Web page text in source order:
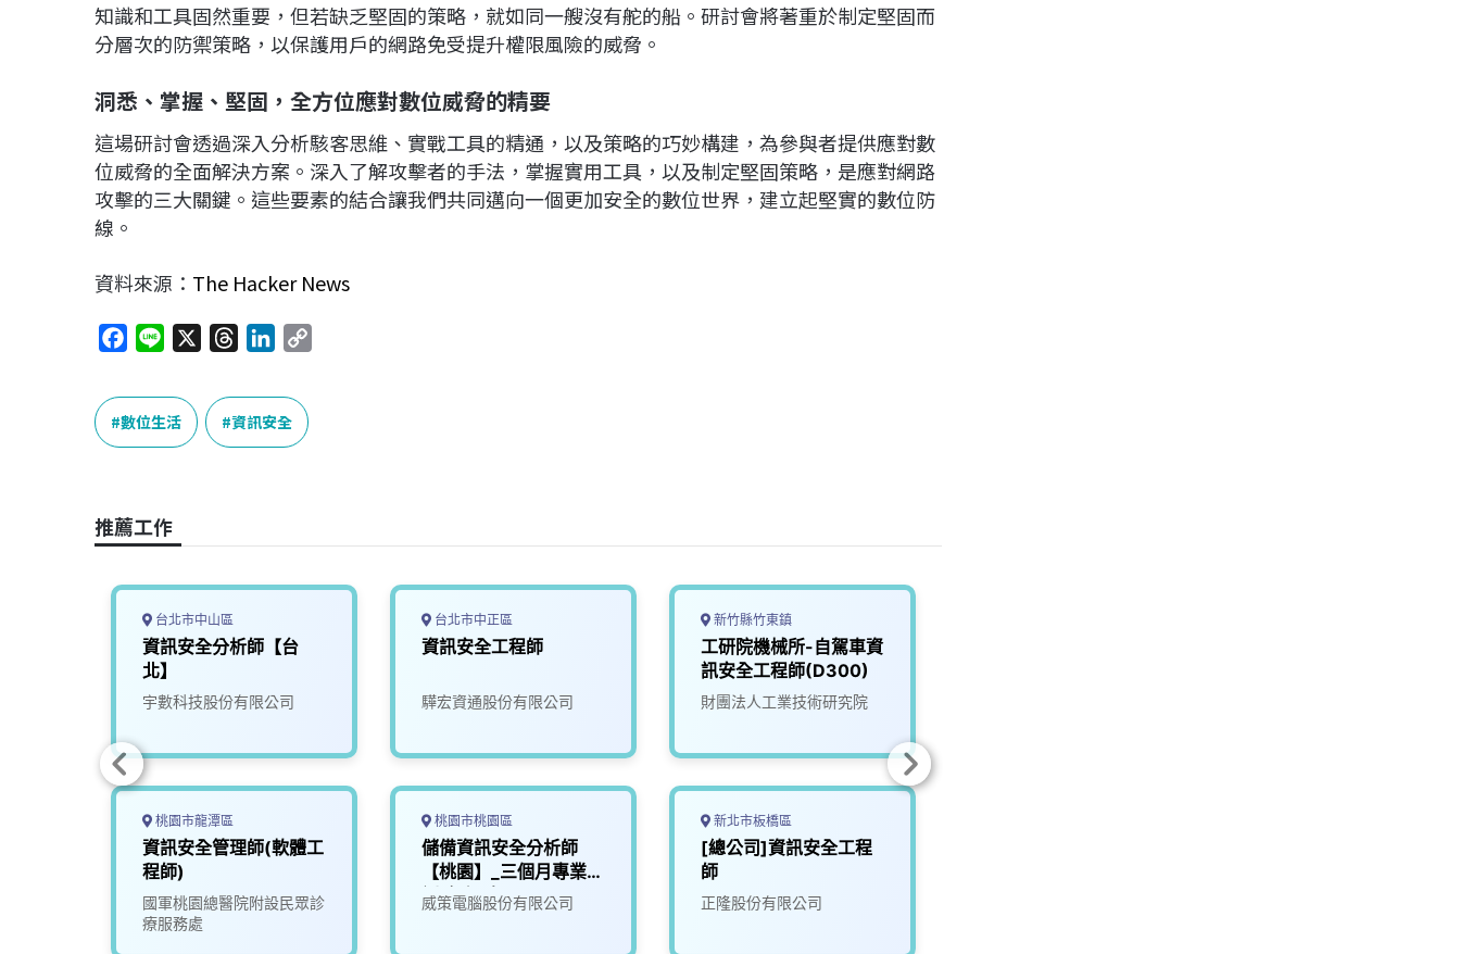
知識和工具固然重要，但若缺乏堅固的策略，就如同一艘沒有舵的船。研討會將著重於制定堅固而
分層次的防禦策略，以保護用戶的網路免受提升權限風險的威脅。
洞悉、掌握、堅固，全方位應對數位威脅的精要
這場研討會透過深入分析駭客思維、實戰工具的精通，以及策略的巧妙構建，為參與者提供應對數
位威脅的全面解決方案。深入了解攻擊者的手法，掌握實用工具，以及制定堅固策略，是應對網路
攻擊的三大關鍵。這些要素的結合讓我們共同邁向一個更加安全的數位世界，建立起堅實的數位防
線。
資料來源： The Hacker News
c
e
b
k
n
e
r
e
a
n
k
e
數位生活 資訊安全
推薦工作
台北市中山區
資訊安全分析師【台
北】
宇數科技股份有限公司
桃園市龍潭區
資訊安全管理師(軟體工
程師)
國軍桃園總醫院附設民眾診
療服務處
台北市中正區
資訊安全工程師
驊宏資通股份有限公司
桃園市桃園區
儲備資訊安全分析師
【桃園】_三個月專業培
訓(無經驗可)
威策電腦股份有限公司
新竹縣竹東鎮
工研院機械所-自駕車資
訊安全工程師(D300)
財團法人工業技術研究院
新北市板橋區
[總公司]資訊安全工程
師
正隆股份有限公司